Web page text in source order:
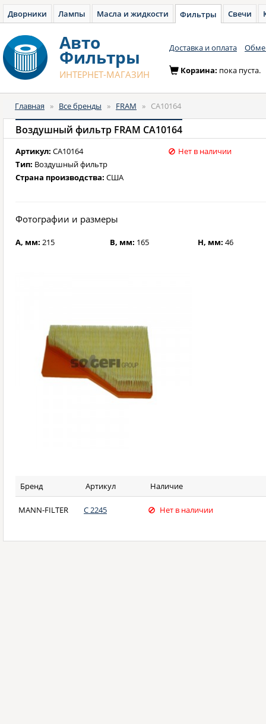
Дворники Лампы Масла и жидкости Фильтры Свечи
Авто
Фильтры
ИНТЕРНЕТ-МАГАЗИН
Доставка и оплата
Корзина: пока пуста.
Главная » Все бренды » FRAM » CA10164
Воздушный фильтр FRAM CA10164
Артикул: CA10164
Тип: Воздушный фильтр
Страна производства: США
Нет в наличии
Фотографии и размеры
A, мм: 215 B, мм: 165 H, мм:46
Бренд Артикул Наличие
MANN-FILTER C 2245 Нет в наличии